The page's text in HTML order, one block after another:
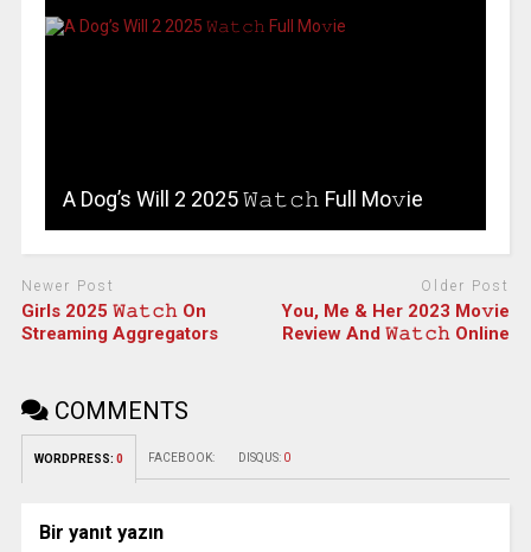
A Dog’s Will 2 2025 𝚆𝚊𝚝𝚌𝚑 Full Mo𝚟ie
Newer Post
Girls 2025 𝚆𝚊𝚝𝚌𝚑 On
Streaming Aggregators
Older Post
You, Me & Her 2023 Mo𝚟ie
Review And 𝚆𝚊𝚝𝚌𝚑 Online
COMMENTS
WORDPRESS: 0 FACEBOOK: DISQUS: 0
Bir yanıt yazın